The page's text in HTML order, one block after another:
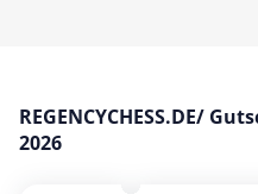
Urlaub & Reise
REGENCYCHESS.DE/
2026